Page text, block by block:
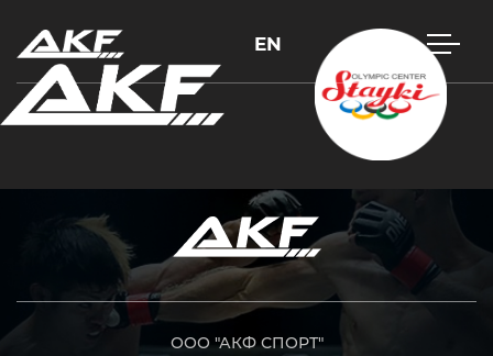
EN
ООО "АКФ СПОРТ"
Нажмите Enter для поиска или Esc, чтобы закрыть